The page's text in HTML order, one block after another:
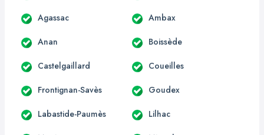
Agassac Ambax
Anan Boissède
Castelgaillard Coueilles
Frontignan-Savès Goudex
Labastide-Paumès Lilhac